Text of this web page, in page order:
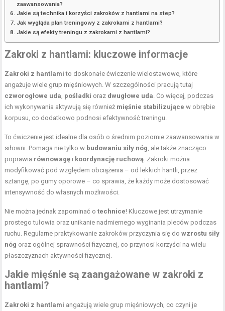
zaawansowania?
Jakie są technika i korzyści zakroków z hantlami na step?
Jak wygląda plan treningowy z zakrokami z hantlami?
Jakie są efekty treningu z zakrokami z hantlami?
Zakroki z hantlami: kluczowe informacje
Zakroki z hantlami to doskonałe ćwiczenie wielostawowe, które
angażuje wiele grup mięśniowych. W szczególności pracują tutaj
czworogłowe uda pośladki oraz dwugłowe uda . Co więcej, podczas
ich wykonywania aktywują się również mięśnie stabilizujące w obrębie
korpusu, co dodatkowo podnosi efektywność treningu.
To ćwiczenie jest idealne dla osób o średnim poziomie zaawansowania w
siłowni. Pomaga nie tylko w budowaniu siły nóg , ale także znacząco
poprawia równowagę i koordynację ruchową . Zakroki można
modyfikować pod względem obciążenia – od lekkich hantli, przez
sztangę, po gumy oporowe – co sprawia, że każdy może dostosować
intensywność do własnych możliwości.
Nie można jednak zapominać otechnice! Kluczowe jest utrzymanie
prostego tułowia oraz unikanie nadmiernego wyginania pleców podczas
ruchu. Regularne praktykowanie zakroków przyczynia się dowzrostu siły
nóg oraz ogólnej sprawności fizycznej, co przynosi korzyści na wielu
płaszczyznach aktywności fizycznej.
Jakie mięśnie są zaangażowane w zakroki z
hantlami?
Zakroki z hantlami angażują wiele grup mięśniowych, co czyni je